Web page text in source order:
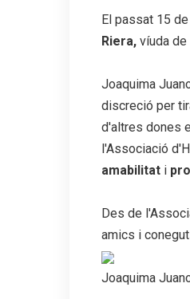
El passat 15
Riera, víuda de
Joaquima
discreció per
d'altres dones
l'Associació
amabilitat i
Des de
amics i
Joaquima